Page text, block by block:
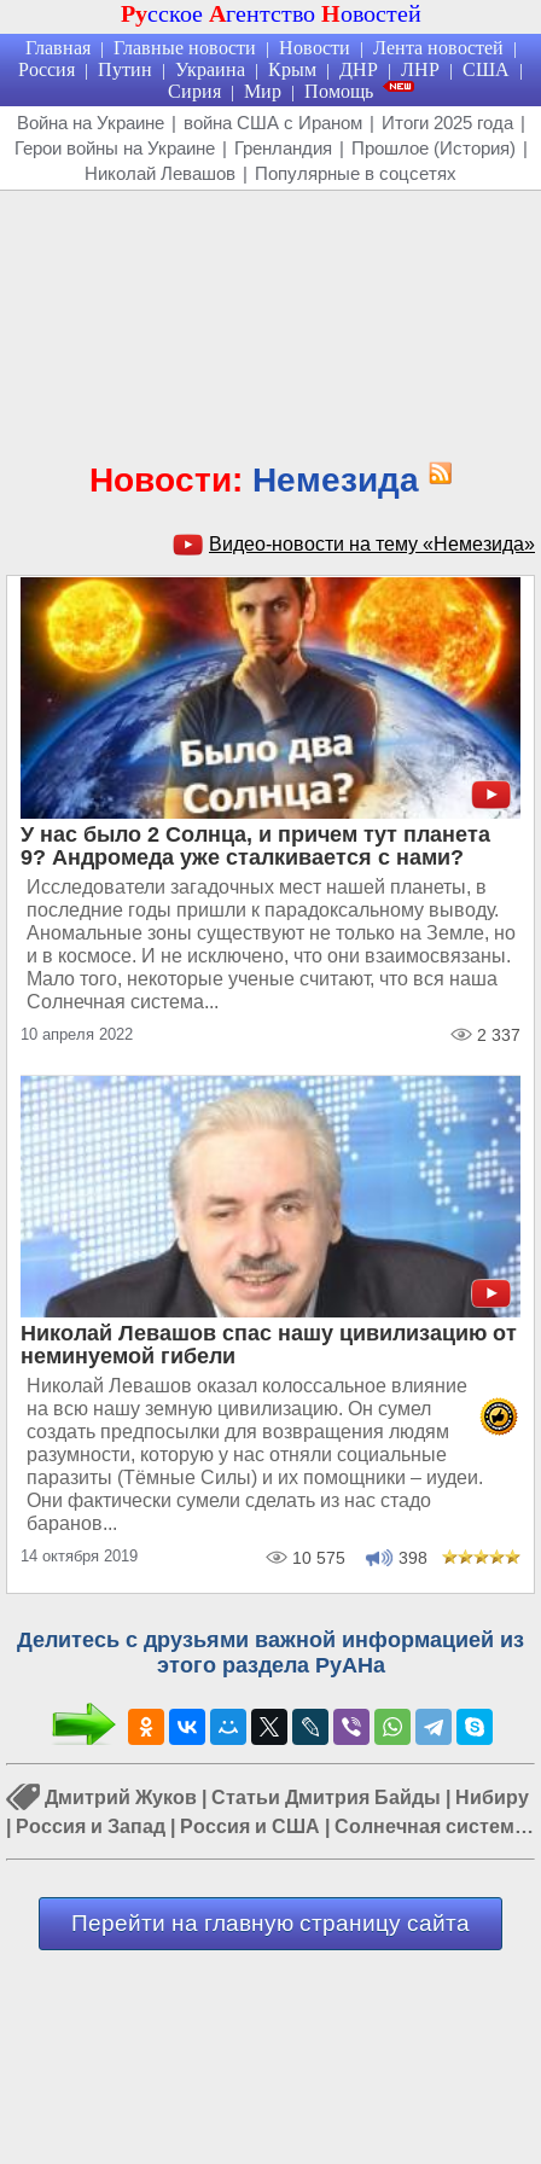
Русское Агентство Новостей
Главная | Главные новости | Новости | Лента новостей |
Россия | Путин | Украина | Крым | ДНР | ЛНР | США |
Сирия | Мир | Помощь
Война на Украине | война США с Ираном | Итоги 2025 года |
Герои войны на Украине | Гренландия | Прошлое (История) |
Николай Левашов | Популярные в соцсетях
Новости: Немезида
Видео-новости на тему «Немезида»
У нас было 2 Солнца, и причем тут планета
9? Андромеда уже сталкивается с нами?
Исследователи загадочных мест нашей планеты, в
последние годы пришли к парадоксальному выводу.
Аномальные зоны существуют не только на Земле, но
и в космосе. И не исключено, что они взаимосвязаны.
Мало того, некоторые ученые считают, что вся наша
Солнечная система...
10 апреля 2022 2 337
Николай Левашов спас нашу цивилизацию от
неминуемой гибели
Николай Левашов оказал колоссальное влияние
на всю нашу земную цивилизацию. Он сумел
создать предпосылки для возвращения людям
разумности, которую у нас отняли социальные
паразиты (Тёмные Силы) и их помощники – иудеи.
Они фактически сумели сделать из нас стадо
баранов...
14 октября 2019 10 575 398
Делитесь с друзьями важной информацией из
этого раздела РуАНа
Дмитрий Жуков Статьи Дмитрия Байды
Нибиру
Россия и Запад Россия и США Солнечная система|
Учёные в России
Перейти на главную страницу сайта